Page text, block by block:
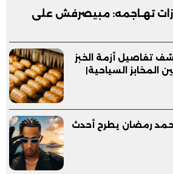
تهـاجمه: مبيصرفش على
تفاصيل أزمة الخبز
المخابز السياحية|
رمضان يطرح أحدث